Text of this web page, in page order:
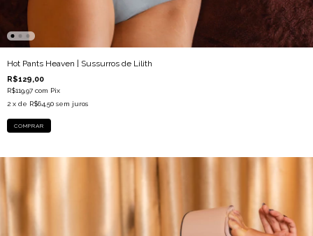
Hot Pants Heaven | Sussurros de Lilith
R$129,00
R$119,97 com Pix
2 x de R$64,50 sem juros
COMPRAR